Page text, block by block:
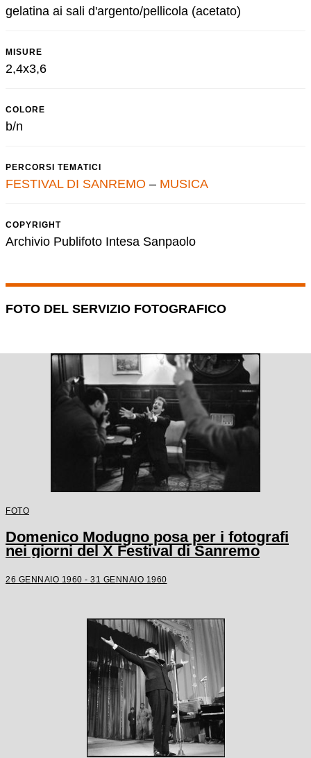
gelatina ai sali d'argento/pellicola (acetato)
MISURE
2,4x3,6
COLORE
b/n
PERCORSI TEMATICI
FESTIVAL DI SANREMO – MUSICA
COPYRIGHT
Archivio Publifoto Intesa Sanpaolo
FOTO DEL SERVIZIO FOTOGRAFICO
FOTO
Domenico Modugno posa per i fotografi
nei giorni del X Festival di Sanremo
26 GENNAIO 1960 - 31 GENNAIO 1960